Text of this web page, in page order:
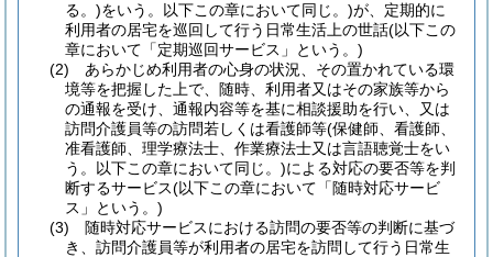
る。)をいう。以下この章において同じ。)が、定期的に
利用者の居宅を巡回して行う日常生活上の世話(以下この
章において「定期巡回サービス」という。)
(2)
あらかじめ利用者の心身の状況、その置かれている環
境等を把握した上で、随時、利用者又はその家族等から
の通報を受け、通報内容等を基に相談援助を行い、又は
訪問介護員等の訪問若しくは看護師等(保健師、看護師、
准看護師、理学療法士、作業療法士又は言語聴覚士をい
う。以下この章において同じ。)による対応の要否等を判
断するサービス(以下この章において「随時対応サービ
ス」という。)
(3)
随時対応サービスにおける訪問の要否等の判断に基づ
き、訪問介護員等が利用者の居宅を訪問して行う日常生